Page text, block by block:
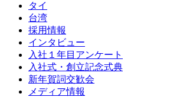
タイ
台湾
採用情報
インタビュー
入社１年目アンケート
入社式・創立記念式典
新年賀詞交歓会
メディア情報